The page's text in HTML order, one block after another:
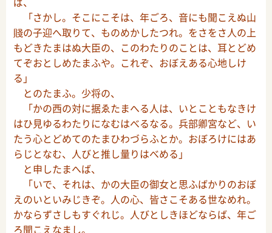
「さかし。そこにこそは、年ごろ、音にも聞こえぬ山
賤の子迎へ取りて、ものめかしたつれ。をさをさ人の上
もどきたまはぬ大臣の、このわたりのことは、耳とどめ
てぞおとしめたまふや。これぞ、おぼえある心地しけ
る」
とのたまふ。少将の、
「かの西の対に据ゑたまへる人は、いとこともなきけ
はひ見ゆるわたりになむはべるなる。兵部卿宮など、い
たう心とどめてのたまひわづらふとか。おぼろけにはあ
らじとなむ、人びと推し量りはべめる」
と申したまへば、
「いで、それは、かの大臣の御女と思ふばかりのおぼ
えのいといみじきぞ。人の心、皆さこそある世なめれ。
かならずさしもすぐれじ。人びとしきほどならば、年ご
ろ聞こえなまし。